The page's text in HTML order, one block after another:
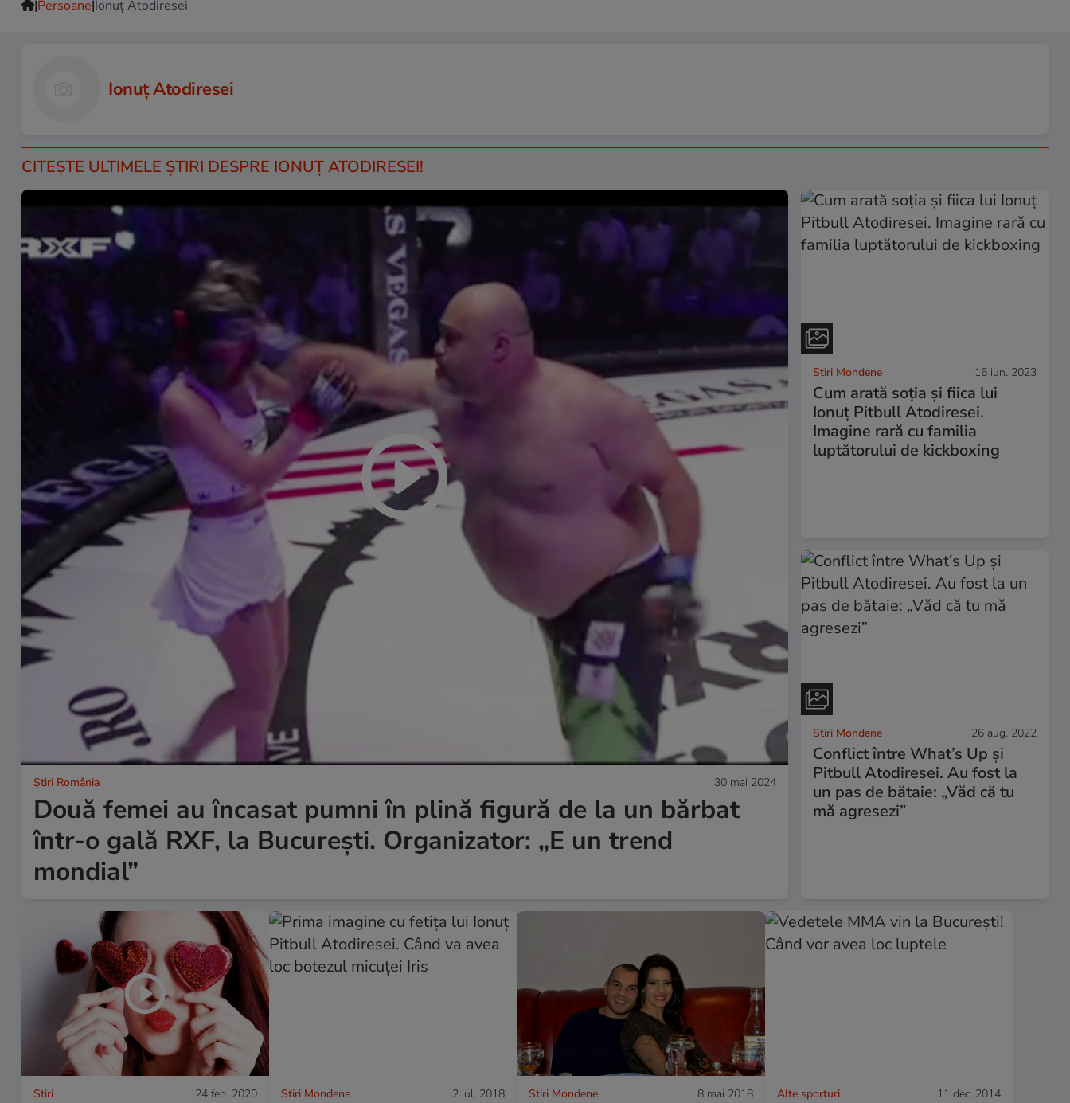
|Persoane|Ionuț Atodiresei
Ionuț Atodiresei
CITEŞTE ULTIMELE ŞTIRI DESPRE IONUȚ ATODIRESEI!
Știri România 30 mai 2024
Două femei au încasat pumni în plină figură de la un bărbat
într-o gală RXF, la București. Organizator: „E un trend
mondial”
Stiri Mondene 16 iun. 2023
Cum arată soția și fiica lui
Ionuț Pitbull Atodiresei.
Imagine rară cu familia
luptătorului de kickboxing
Stiri Mondene 26 aug. 2022
Conflict între What’s Up și
Pitbull Atodiresei. Au fost la
un pas de bătaie: „Văd că tu
mă agresezi”
Ştiri 24 feb. 2020 Stiri Mondene 2 iul. 2018 Stiri Mondene 8 mai 2018 Alte sporturi 11 dec. 2014